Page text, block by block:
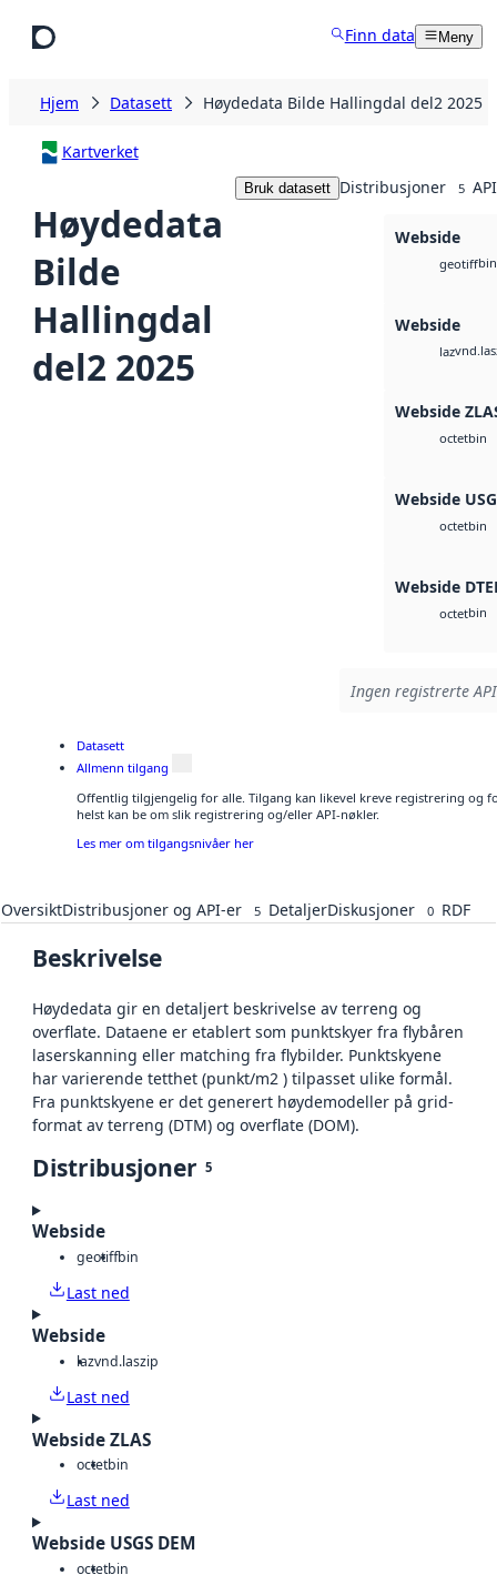
Finn data Meny
Hjem Datasett Høydedata Bilde Hallingdal del2 2025
Kartverket
Høydedata
Bilde
Hallingdal
del2 2025
Bruk datasett Distribusjoner 5
Webside
geotiffbin
Webside
laz
Webside
octetbin
Webside
octetbin
Webside
octetbin
Ingen registrerte
Datasett
Allmenn tilgang
Offentlig tilgjengelig for alle. Tilgang kan likevel kreve registrering og
helst kan be om slik registrering og/eller API-nøkler.
Les mer om tilgangsnivåer her
OversiktDistribusjoner og API-er 5 DetaljerDiskusjoner 0 RDF
Beskrivelse
Høydedata gir en detaljert beskrivelse av terreng og
overflate. Dataene er etablert som punktskyer fra flybåren
laserskanning eller matching fra flybilder. Punktskyene
har varierende tetthet (punkt/m2 ) tilpasset ulike formål.
Fra punktskyene er det generert høydemodeller på grid-
format av terreng (DTM) og overflate (DOM).
Distribusjoner 5
Webside
geotiffbin
Last ned
Webside
lazvnd.laszip
Last ned
Webside ZLAS
octetbin
Last ned
Webside USGS DEM
octetbin